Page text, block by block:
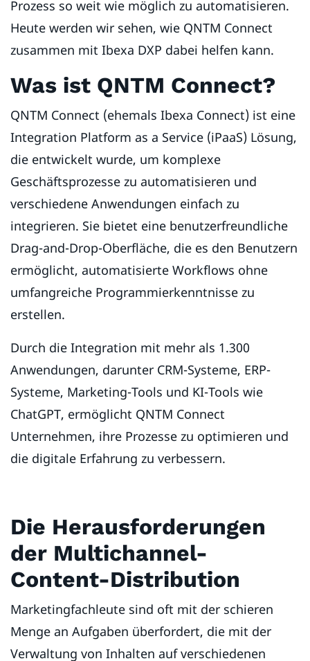
Prozess so weit wie möglich zu automatisieren.
Heute werden wir sehen, wie QNTM Connect
zusammen mit Ibexa DXP dabei helfen kann.
Was ist QNTM Connect?
QNTM Connect (ehemals Ibexa Connect) ist eine
Integration Platform as a Service (iPaaS) Lösung,
die entwickelt wurde, um komplexe
Geschäftsprozesse zu automatisieren und
verschiedene Anwendungen einfach zu
integrieren. Sie bietet eine benutzerfreundliche
Drag-and-Drop-Oberfläche, die es den Benutzern
ermöglicht, automatisierte Workflows ohne
umfangreiche Programmierkenntnisse zu
erstellen.
Durch die Integration mit mehr als 1.300
Anwendungen, darunter CRM-Systeme, ERP-
Systeme, Marketing-Tools und KI-Tools wie
ChatGPT, ermöglicht QNTM Connect
Unternehmen, ihre Prozesse zu optimieren und
die digitale Erfahrung zu verbessern.
Die Herausforderungen
der Multichannel-
Content-Distribution
Marketingfachleute sind oft mit der schieren
Menge an Aufgaben überfordert, die mit der
Verwaltung von Inhalten auf verschiedenen